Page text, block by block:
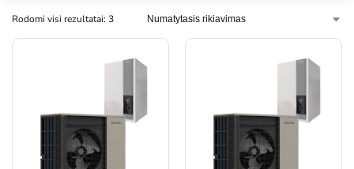
Rodomi visi rezultatai: 3